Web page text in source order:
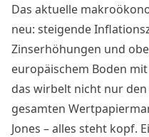
Das aktuelle
neu: steigende
Zinserhöhungen und
europäischem Boden
das wirbelt nicht nur
gesamten
Jones – alles steht kopf.